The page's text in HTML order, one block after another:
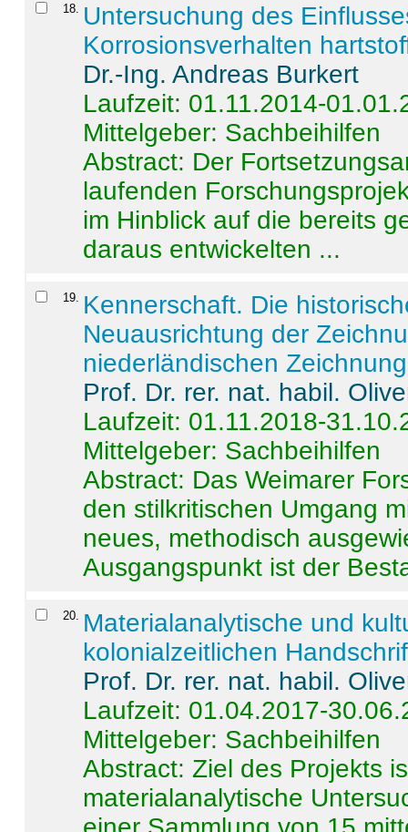
18
Untersuchung des
Korrosionsverhalten
Dr.-Ing. Andreas Burkert
Laufzeit: 01.11.2014-
Mittelgeber: Sachbeihilfen
Abstract: Der
laufenden
im Hinblick auf die bereits
daraus entwickelten ...
19
Kennerschaft. Die
Neuausrichtung der
niederländischen
Prof. Dr. rer. nat. habil.
Laufzeit: 01.11.2018-
Mittelgeber: Sachbeihilfen
Abstract: Das Weimarer
den stilkritischen Umgang
neues, methodisch
Ausgangspunkt ist der
20
Materialanalytische und
kolonialzeitlichen
Prof. Dr. rer. nat. habil.
Laufzeit: 01.04.2017-
Mittelgeber: Sachbeihilfen
Abstract:Ziel des Projekts
materialanalytische